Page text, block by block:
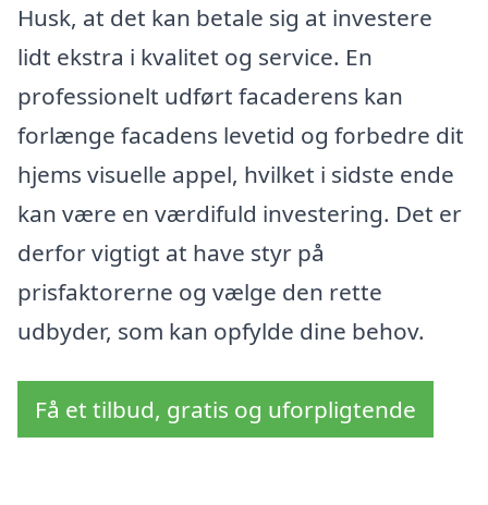
Husk, at det kan betale sig at investere
lidt ekstra i kvalitet og service. En
professionelt udført facaderens kan
forlænge facadens levetid og forbedre dit
hjems visuelle appel, hvilket i sidste ende
kan være en værdifuld investering. Det er
derfor vigtigt at have styr på
prisfaktorerne og vælge den rette
udbyder, som kan opfylde dine behov.
Få et tilbud, gratis og uforpligtende